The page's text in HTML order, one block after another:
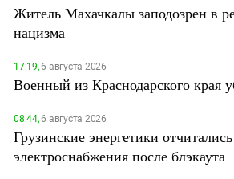
Житель Махачкалы заподозрен в
нацизма
17:19,6 августа 2026
Военный из Краснодарского края
08:44,6 августа 2026
Грузинские энергетики
электроснабжения после блэкаута